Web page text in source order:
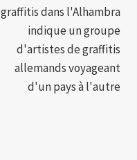
graffitis dans l'Alhambra
indique un groupe
d'artistes de graffitis
allemands voyageant
d'un pays à l'autre